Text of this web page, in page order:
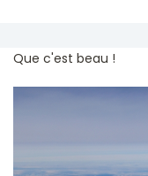
Que c'est beau !